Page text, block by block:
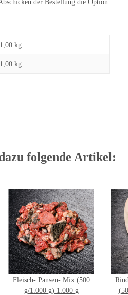
der Bestellung die Option
1,00 kg
1,00 kg
folgende Artikel:
Fleisch- Pansen- Mix (500
g/1.000 g) 1.000 g